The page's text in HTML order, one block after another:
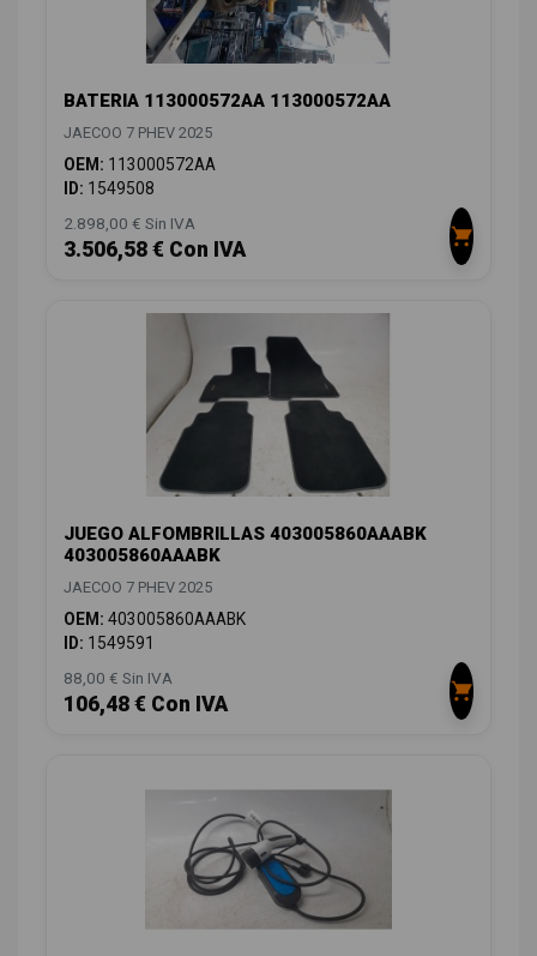
BATERIA 113000572AA 113000572AA
JAECOO 7 PHEV 2025
OEM: 113000572AA
ID: 1549508
2.898,00 € Sin IVA
3.506,58 € Con IVA
JUEGO ALFOMBRILLAS 403005860AAABK
403005860AAABK
JAECOO 7 PHEV 2025
OEM: 403005860AAABK
ID: 1549591
88,00 € Sin IVA
106,48 € Con IVA